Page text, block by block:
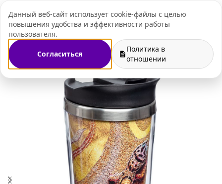
Данный веб-сайт использует cookie-файлы с целью
повышения удобства и эффективности работы
пользователя.
Согласиться
Политика в
отношении
+7 (495) 109-07-
Коллекции с принтами Печать логотипа на кружках